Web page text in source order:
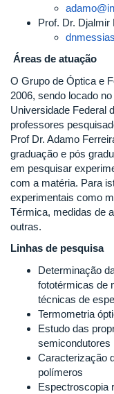
Prof. Dr.
Áreas de atuação
O Grupo de Óptica e
2006, sendo locado
Universidade Federal
professores
Prof Dr. Adamo
graduação e pós
em pesquisar
com a matéria. Para
experimentais como
Térmica, medidas de
outras.
Linhas de pesquisa
Determinação
fototérmicas de
técnicas de
Termometria
Estudo das
semicondutores
Caracterização
polímeros
Espectroscopia